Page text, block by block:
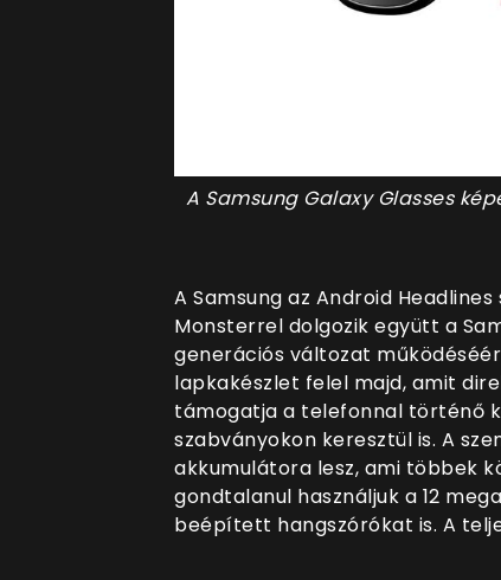
A Samsung Galaxy Glasses
A Samsung az Android
Monsterrel dolgozik együtt a
generációs változat
lapkakészlet felel majd, amit
támogatja a telefonnal történő
szabványokon keresztül is. A
akkumulátora lesz, ami többek
gondtalanul használjuk a 12
beépített hangszórókat is. A